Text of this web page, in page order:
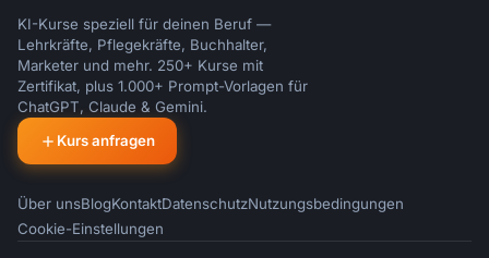
KI-Kurse speziell für deinen Beruf —
Lehrkräfte, Pflegekräfte, Buchhalter,
Marketer und mehr. 250+ Kurse mit
Zertifikat, plus 1.000+ Prompt-Vorlagen für
ChatGPT, Claude & Gemini.
Kurs anfragen
Über unsBlogKontaktDatenschutzNutzungsbedingungen
Cookie-Einstellungen